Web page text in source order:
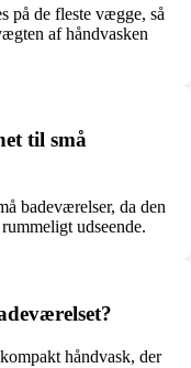
på de fleste vægge, så
af håndvasken
til små
badeværelser, da den
udseende.
håndvask, der